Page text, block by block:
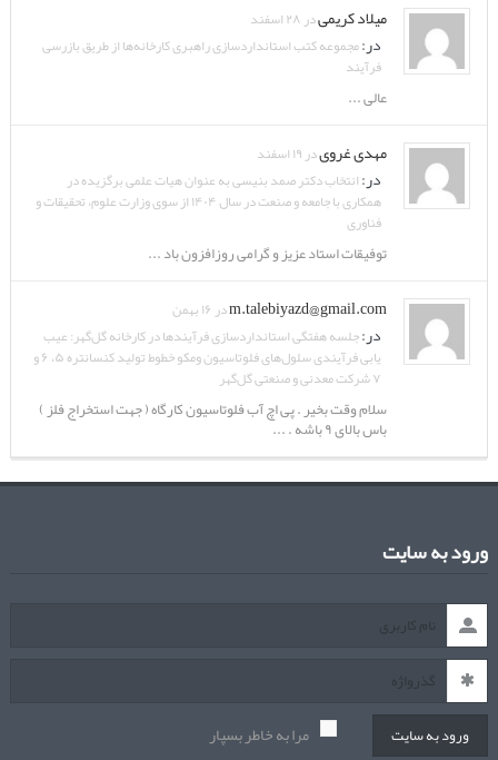
میلاد کریمیدر ۲۸ اسفند
در:مجموعه کتب استانداردسازی راهبری کارخانه‌ها از طریق بازرسی
فرآیند
عالی ...
مهدی غرویدر ۱۹ اسفند
در:انتخاب دکتر صمد بنیسی به عنوان هیات علمی برگزیده در
همکاری با جامعه و صنعت در سال ۱۴۰۴ از سوی وزارت علوم، تحقیقات و
فناوری
توفیقات استاد عزیز و گرامی روزافزون باد ...
m.talebiyazd@gmail.comدر ۱۶ بهمن
در:جلسه هفتگی استانداردسازی فرآیندها در کارخانه گل‌گهر: عیب
یابی فرآیندی سلول‌های فلوتاسیون ومکو خطوط تولید کنسانتره ۵، ۶ و
۷ شرکت معدنی و صنعتی گل‌گهر
سلام وقت بخیر . پی اچ آب فلوتاسیون کارگاه ( جهت استخراج فلز )
باس بالای ۹ باشه . ...
ورود به سایت
ورود به سایت مرا به خاطر بسپار